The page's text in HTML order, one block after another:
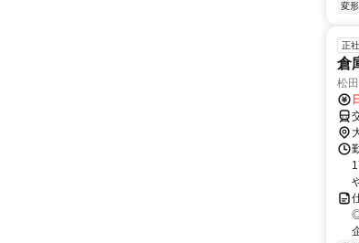
変
正
倉
松